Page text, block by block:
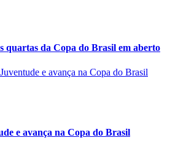
quartas da Copa do Brasil em aberto
e avança na Copa do Brasil